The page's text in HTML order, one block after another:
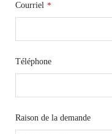
Courriel *
Téléphone
Raison de la demande